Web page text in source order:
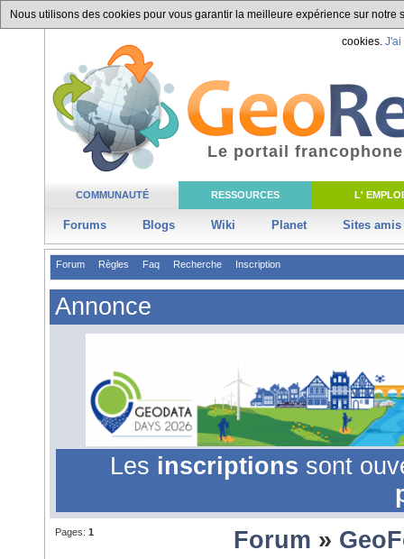
Nous utilisons des cookies pour vous garantir la meilleure expérience sur
cookies. J'ai
COMMUNAUTÉ RESSOURCES L' EMPLOI
Forums Blogs Wiki Planet Sites amis
Le portail
Forum Règles Faq Recherche Inscription
Annonce
Les inscriptions sont
Pages: 1 Forum »